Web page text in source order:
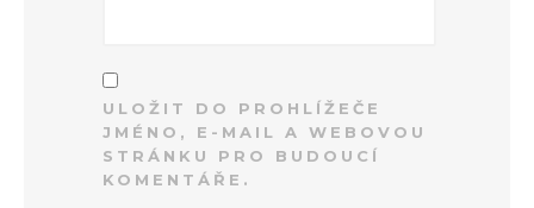
ULOŽIT DO PROHLÍŽEČE
JMÉNO, E-MAIL A WEBOVOU
STRÁNKU PRO BUDOUCÍ
KOMENTÁŘE.